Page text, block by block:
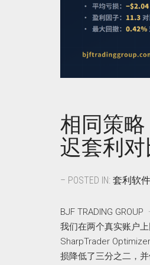
相同策略
迟套利对
– POSTED IN: 套利软件
BJF TRADING
我们在两个真实账户
SharpTrader
损降低了三分之二，